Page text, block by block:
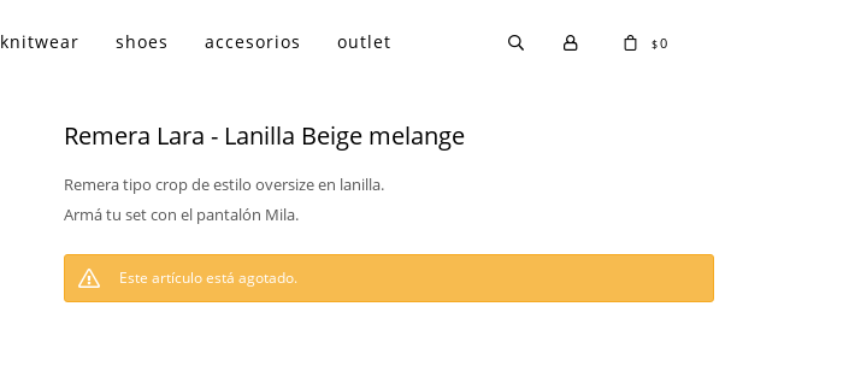
knitwear shoes accesorios outlet $0
Remera Lara - Lanilla Beige melange
Remera tipo crop de estilo oversize en lanilla.
Armá tu set con el pantalón Mila.
Este artículo está agotado.